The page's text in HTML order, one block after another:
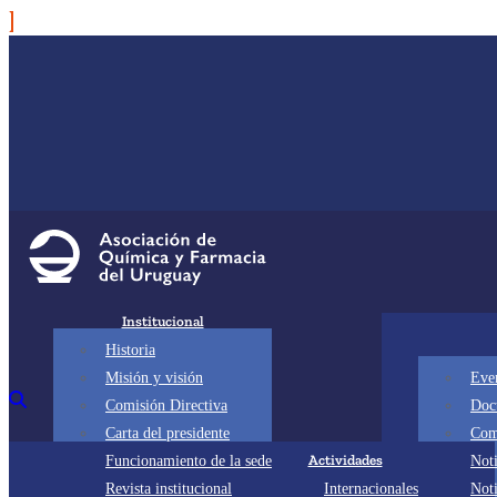
Institucional
Historia
Misión y visión
Comisión Directiva
Carta del presidente
Funcionamiento de la sede
Revista institucional
Actividades
Internacionales